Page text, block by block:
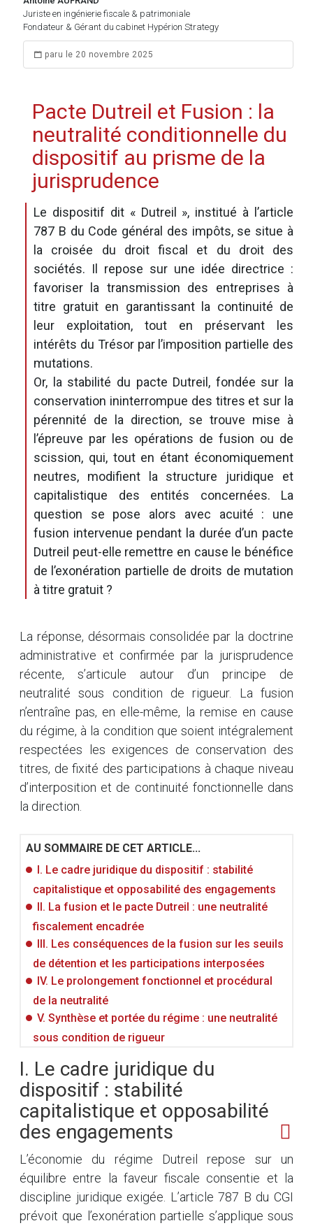
Juriste en ingénierie fiscale & patrimoniale
Fondateur & Gérant du cabinet Hypérion Strategy
paru le 20 novembre 2025
Pacte Dutreil et Fusion : la
neutralité conditionnelle du
dispositif au prisme de la
jurisprudence
Le dispositif dit « Dutreil », institué à l’article
787 B du Code général des impôts, se situe à
la croisée du droit fiscal et du droit des
sociétés. Il repose sur une idée directrice :
favoriser la transmission des entreprises à
titre gratuit en garantissant la continuité de
leur exploitation, tout en préservant les
intérêts du Trésor par l’imposition partielle des
mutations.
Or, la stabilité du pacte Dutreil, fondée sur la
conservation ininterrompue des titres et sur la
pérennité de la direction, se trouve mise à
l’épreuve par les opérations de fusion ou de
scission, qui, tout en étant économiquement
neutres, modifient la structure juridique et
capitalistique des entités concernées. La
question se pose alors avec acuité : une
fusion intervenue pendant la durée d’un pacte
Dutreil peut-elle remettre en cause le bénéfice
de l’exonération partielle de droits de mutation
à titre gratuit ?
La réponse, désormais consolidée par la doctrine
administrative et confirmée par la jurisprudence
récente, s’articule autour d’un principe de
neutralité sous condition de rigueur. La fusion
n’entraîne pas, en elle-même, la remise en cause
du régime, à la condition que soient intégralement
respectées les exigences de conservation des
titres, de fixité des participations à chaque niveau
d’interposition et de continuité fonctionnelle dans
la direction.
AU SOMMAIRE DE CET ARTICLE...
I. Le cadre juridique du dispositif : stabilité
capitalistique et opposabilité des engagements
II. La fusion et le pacte Dutreil : une neutralité
fiscalement encadrée
III. Les conséquences de la fusion sur les seuils
de détention et les participations interposées
IV. Le prolongement fonctionnel et procédural
de la neutralité
V. Synthèse et portée du régime : une neutralité
sous condition de rigueur
I. Le cadre juridique du
dispositif : stabilité
capitalistique et opposabilité
des engagements
L’économie du régime Dutreil repose sur un
équilibre entre la faveur fiscale consentie et la
discipline juridique exigée. L’article 787 B du CGI
prévoit que l’exonération partielle s’applique sous